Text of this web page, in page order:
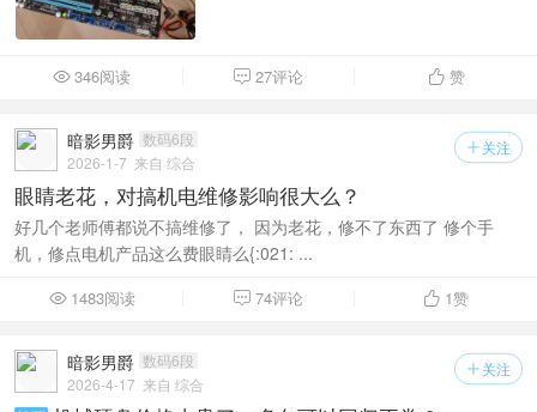
346阅读  27评论  赞
 关注
暗影男爵 数码6段
2026-1-7 来自 综合
眼睛老花，对搞机电维修影响很大么？
好几个老师傅都说不搞维修了， 因为老花，修不了东西了 修个手
机，修点电机产品这么费眼睛么{:021: ...
 1483阅读  74评论  1赞
 关注
暗影男爵 数码6段
2026-4-17 来自 综合